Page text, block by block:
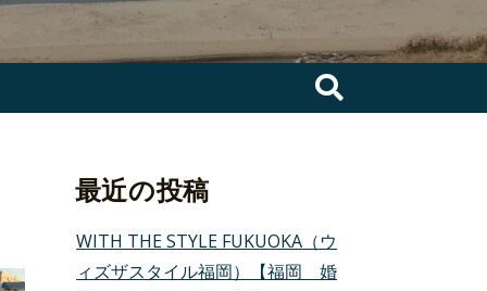
索:
最近の投稿
WITH THE STYLE FUKUOKA（ウ
ィズザスタイル福岡）【福岡 婚